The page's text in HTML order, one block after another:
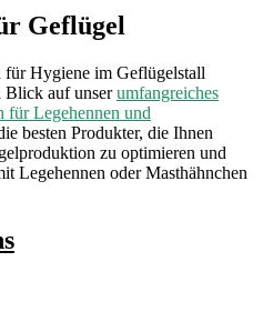
Geflügel
für Hygiene im Geflügelstall
Blick auf unserumfangreiches
für Legehennen und
besten Produkter, die Ihnen
zu optimieren und
Legehennen oder Masthähnchen